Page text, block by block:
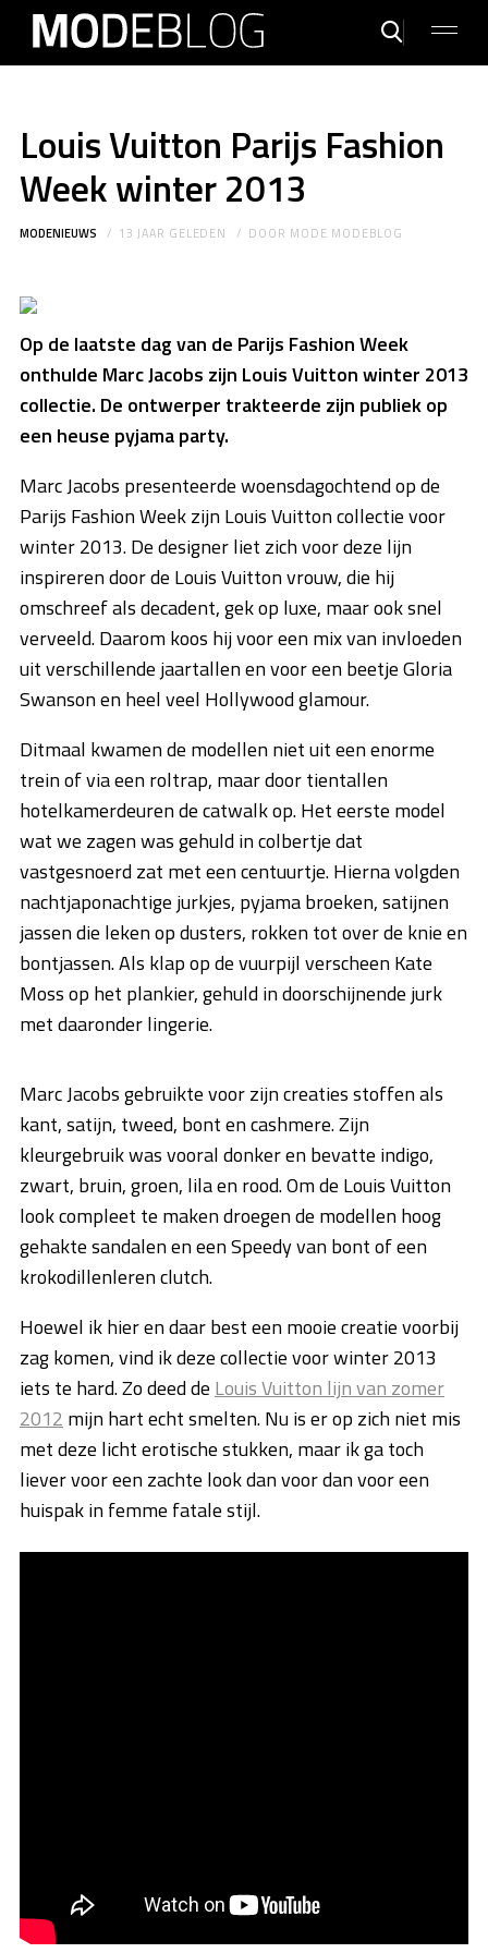
Louis Vuitton Parijs Fashion
Week winter 2013
MODENIEUWS 13 JAAR GELEDEN DOOR MODE MODEBLOG
Op de laatste dag van de Parijs Fashion Week
onthulde Marc Jacobs zijn Louis Vuitton winter 2013
collectie. De ontwerper trakteerde zijn publiek op
een heuse pyjama party.
Marc Jacobs presenteerde woensdagochtend op de
Parijs Fashion Week zijn Louis Vuitton collectie voor
winter 2013. De designer liet zich voor deze lijn
inspireren door de Louis Vuitton vrouw, die hij
omschreef als decadent, gek op luxe, maar ook snel
verveeld. Daarom koos hij voor een mix van invloeden
uit verschillende jaartallen en voor een beetje Gloria
Swanson en heel veel Hollywood glamour.
Ditmaal kwamen de modellen niet uit een enorme
trein of via een roltrap, maar door tientallen
hotelkamerdeuren de catwalk op. Het eerste model
wat we zagen was gehuld in colbertje dat
vastgesnoerd zat met een centuurtje. Hierna volgden
nachtjaponachtige jurkjes, pyjama broeken, satijnen
jassen die leken op dusters, rokken tot over de knie en
bontjassen. Als klap op de vuurpijl verscheen Kate
Moss op het plankier, gehuld in doorschijnende jurk
met daaronder lingerie.
Marc Jacobs gebruikte voor zijn creaties stoffen als
kant, satijn, tweed, bont en cashmere. Zijn
kleurgebruik was vooral donker en bevatte indigo,
zwart, bruin, groen, lila en rood. Om de Louis Vuitton
look compleet te maken droegen de modellen hoog
gehakte sandalen en een Speedy van bont of een
krokodillenleren clutch.
Hoewel ik hier en daar best een mooie creatie voorbij
zag komen, vind ik deze collectie voor winter 2013
iets te hard. Zo deed de Louis Vuitton lijn van zomer
2012 mijn hart echt smelten. Nu is er op zich niet mis
met deze licht erotische stukken, maar ik ga toch
liever voor een zachte look dan voor dan voor een
huispak in femme fatale stijl.